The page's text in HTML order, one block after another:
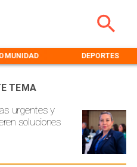
DEPORTES
urgentes y
soluciones
TEMA